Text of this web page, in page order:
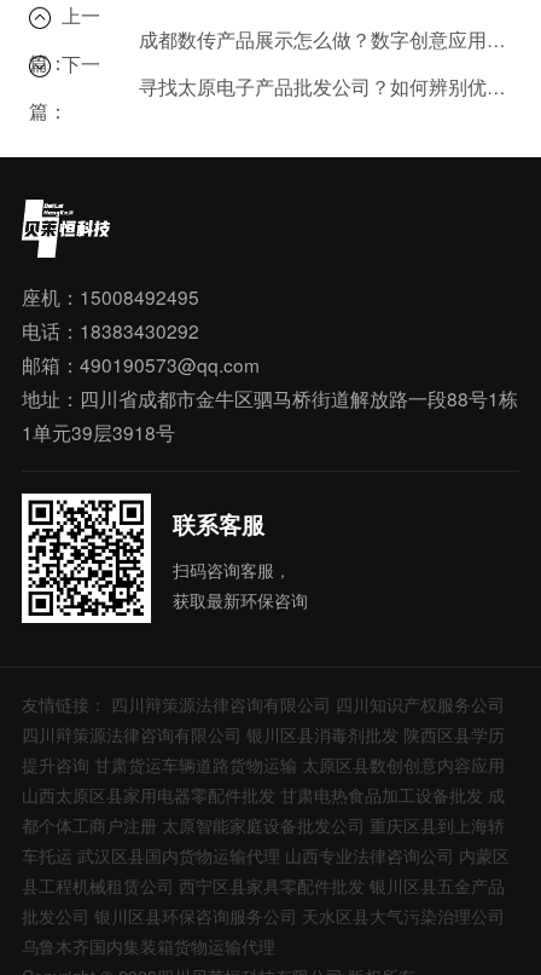
上一
篇：
成都数传产品展示怎么做？数字创意应用服务全解析
下一
篇：
寻找太原电子产品批发公司？如何辨别优质供应商并获得最佳价格？
座机：15008492495
电话：18383430292
邮箱：490190573@qq.com
地址：四川省成都市金牛区驷马桥街道解放路一段88号1栋
1单元39层3918号
联系客服
扫码咨询客服，
获取最新环保咨询
友情链接： 四川辩策源法律咨询有限公司 四川知识产权服务公司
四川辩策源法律咨询有限公司 银川区县消毒剂批发 陕西区县学历
提升咨询 甘肃货运车辆道路货物运输 太原区县数创创意内容应用
山西太原区县家用电器零配件批发 甘肃电热食品加工设备批发 成
都个体工商户注册 太原智能家庭设备批发公司 重庆区县到上海轿
车托运 武汉区县国内货物运输代理 山西专业法律咨询公司 内蒙区
县工程机械租赁公司 西宁区县家具零配件批发 银川区县五金产品
批发公司 银川区县环保咨询服务公司 天水区县大气污染治理公司
乌鲁木齐国内集装箱货物运输代理